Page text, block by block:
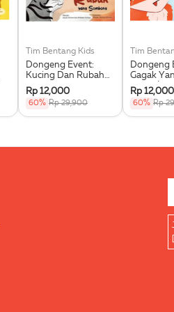
Tim Bentang Kids
Dongeng Event:
Kucing Dan Rubah
Yang Sombong
(Buku Event)
Rp 12,000
60% Rp 29,900
Tim
Dongeng
Gagak
Dipuji
Rp 12,000
60% Rp